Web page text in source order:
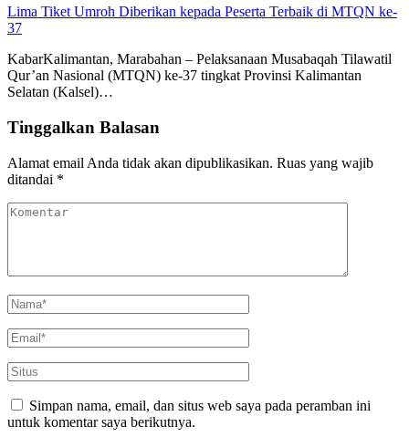
Lima Tiket Umroh Diberikan kepada Peserta Terbaik di MTQN ke-
37
KabarKalimantan, Marabahan – Pelaksanaan Musabaqah Tilawatil
Qur’an Nasional (MTQN) ke-37 tingkat Provinsi Kalimantan
Selatan (Kalsel)…
Tinggalkan Balasan
Alamat email Anda tidak akan dipublikasikan. Ruas yang wajib
ditandai *
Simpan nama, email, dan situs web saya pada peramban ini
untuk komentar saya berikutnya.